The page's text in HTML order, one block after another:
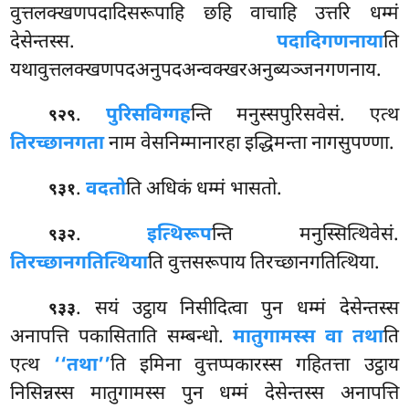
वुत्तलक्खणपदादिसरूपाहि छहि वाचाहि उत्तरि धम्मं
देसेन्तस्स. पदादिगणनायाति
यथावुत्तलक्खणपदअनुपदअन्वक्खरअनुब्यञ्जनगणनाय.
९२९. पुरिसविग्गहन्ति मनुस्सपुरिसवेसं. एत्थ
तिरच्छानगतानाम वेसनिम्मानारहा इद्धिमन्ता नागसुपण्णा.
९३१.वदतोति अधिकं धम्मं भासतो.
९३२.इत्थिरूपन्ति मनुस्सित्थिवेसं.
तिरच्छानगतित्थियाति वुत्तसरूपाय तिरच्छानगतित्थिया.
९३३. सयं उट्ठाय निसीदित्वा पुन धम्मं देसेन्तस्स
अनापत्ति पकासिताति सम्बन्धो.मातुगामस्स वा तथाति
एत्थ ‘‘तथा’’ति इमिना वुत्तप्पकारस्स गहितत्ता उट्ठाय
निसिन्नस्स मातुगामस्स पुन धम्मं देसेन्तस्स अनापत्ति